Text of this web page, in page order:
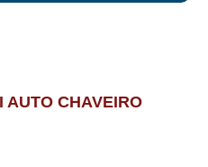
CHAVEIRO